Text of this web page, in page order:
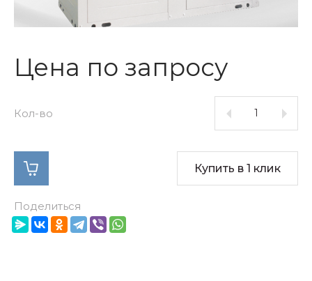
Цена по запросу
Кол-во
Купить в 1 клик
Поделиться